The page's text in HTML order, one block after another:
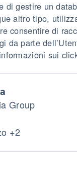
di gestire un
altro tipo,
consentire di
da parte
sui
Group
+2